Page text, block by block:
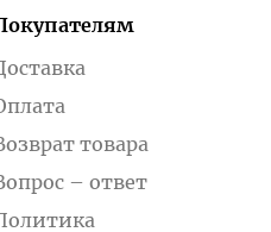
товара
– ответ